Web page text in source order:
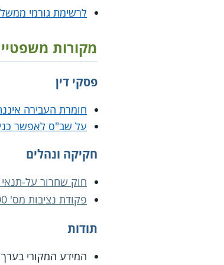
לרשימת גורמי
מקורות
פסקי דין
חומרת העבירה
על שב"ס לאפשר
חקיקה ונהלים
חוק שחרור על-
פקודת נציבות מס' 04.25.00
תודות
המידע המקורי